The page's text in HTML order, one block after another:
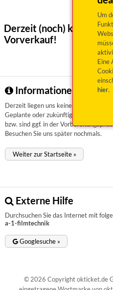
Um
Eine
hier.
Derzeit (noch) keine
Vorverkauf!
Informationen zu a-1-
Derzeit liegen uns keinerlei
Geplante oder zukünftige
bzw. sind ggf. in der
Besuchen Sie uns später nochmals.
Weiter zur Startseite »
Externe Hilfe
Durchsuchen Sie das Internet mit
a-1-filmtechnik
Googlesuche »
© 2026 Copyright okticket.de